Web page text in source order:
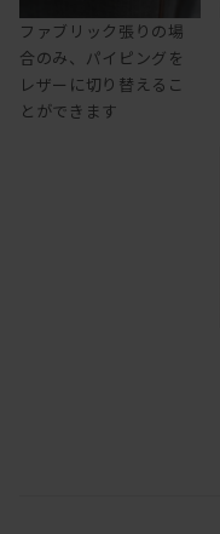
ファブリック張りの場
合のみ、パイピングを
レザーに切り替えるこ
とができます